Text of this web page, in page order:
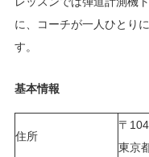
に、コーチが一人ひとり
す。
基本情報
住所
〒
東京